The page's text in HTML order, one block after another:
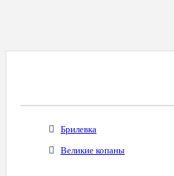
Брилевка
Великие копаны